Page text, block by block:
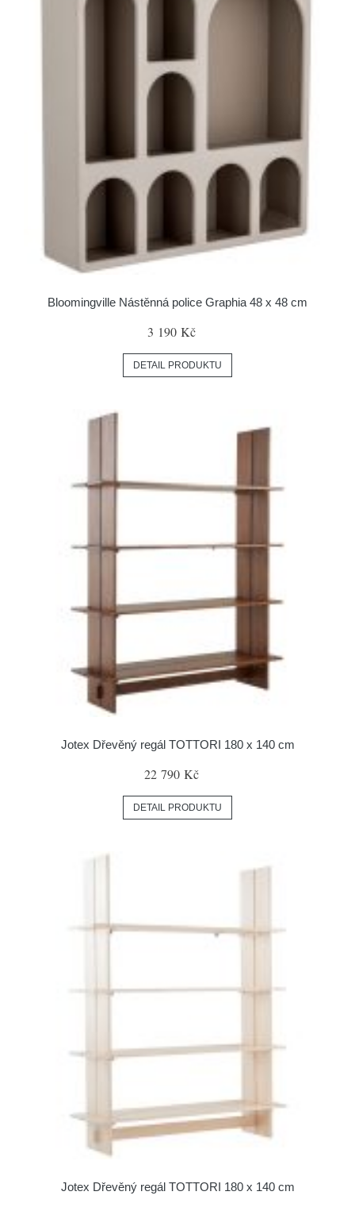
Bloomingville Nástěnná police Graphia 48 x 48 cm
3 190 Kč
DETAIL PRODUKTU
Jotex Dřevěný regál TOTTORI 180 x 140 cm
22 790 Kč
DETAIL PRODUKTU
Jotex Dřevěný regál TOTTORI 180 x 140 cm